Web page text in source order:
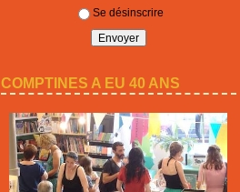
Se désinscrire
COMPTINES A EU 40 ANS